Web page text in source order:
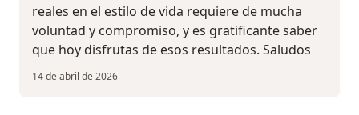
reales en el estilo de vida requiere de mucha
voluntad y compromiso, y es gratificante saber
que hoy disfrutas de esos resultados. Saludos
14 de abril de 2026